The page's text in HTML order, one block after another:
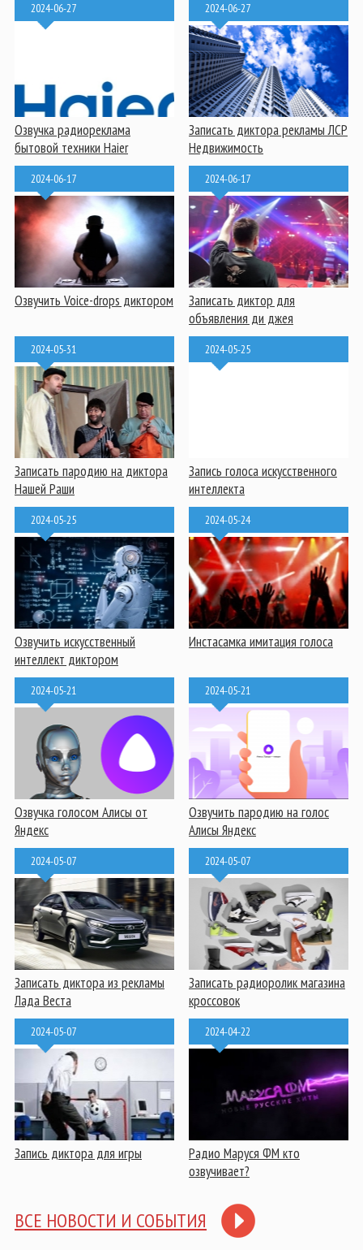
2024-06-27
Озвучка радиореклама
бытовой техники Haier
2024-06-27
Записать диктора рекламы ЛСР
Недвижимость
2024-06-17
Озвучить Voice-drops диктором
2024-06-17
Записать диктор для
объявления ди джея
2024-05-31
Записать пародию на диктора
Нашей Раши
2024-05-25
Запись голоса искусственного
интеллекта
2024-05-25
Озвучить искусственный
интеллект диктором
2024-05-24
Инстасамка имитация голоса
2024-05-21
Озвучка голосом Алисы от
Яндекс
2024-05-21
Озвучить пародию на голос
Алисы Яндекс
2024-05-07
Записать диктора из рекламы
Лада Веста
2024-05-07
Записать радиоролик магазина
кроссовок
2024-05-07
Запись диктора для игры
2024-04-22
Радио Маруся ФМ кто
озвучивает?
ВСЕ НОВОСТИ И СОБЫТИЯ